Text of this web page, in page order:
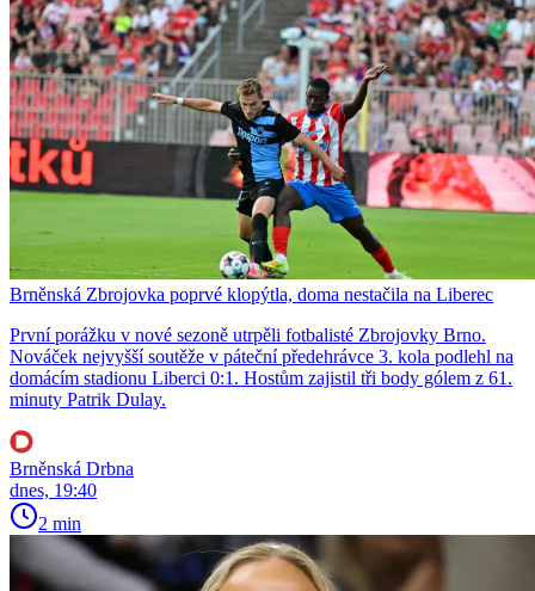
Brněnská Zbrojovka poprvé klopýtla, doma nestačila na Liberec
První porážku v nové sezoně utrpěli fotbalisté Zbrojovky Brno.
Nováček nejvyšší soutěže v páteční předehrávce 3. kola podlehl na
domácím stadionu Liberci 0:1. Hostům zajistil tři body gólem z 61.
minuty Patrik Dulay.
Brněnská Drbna
dnes, 19:40
2 min